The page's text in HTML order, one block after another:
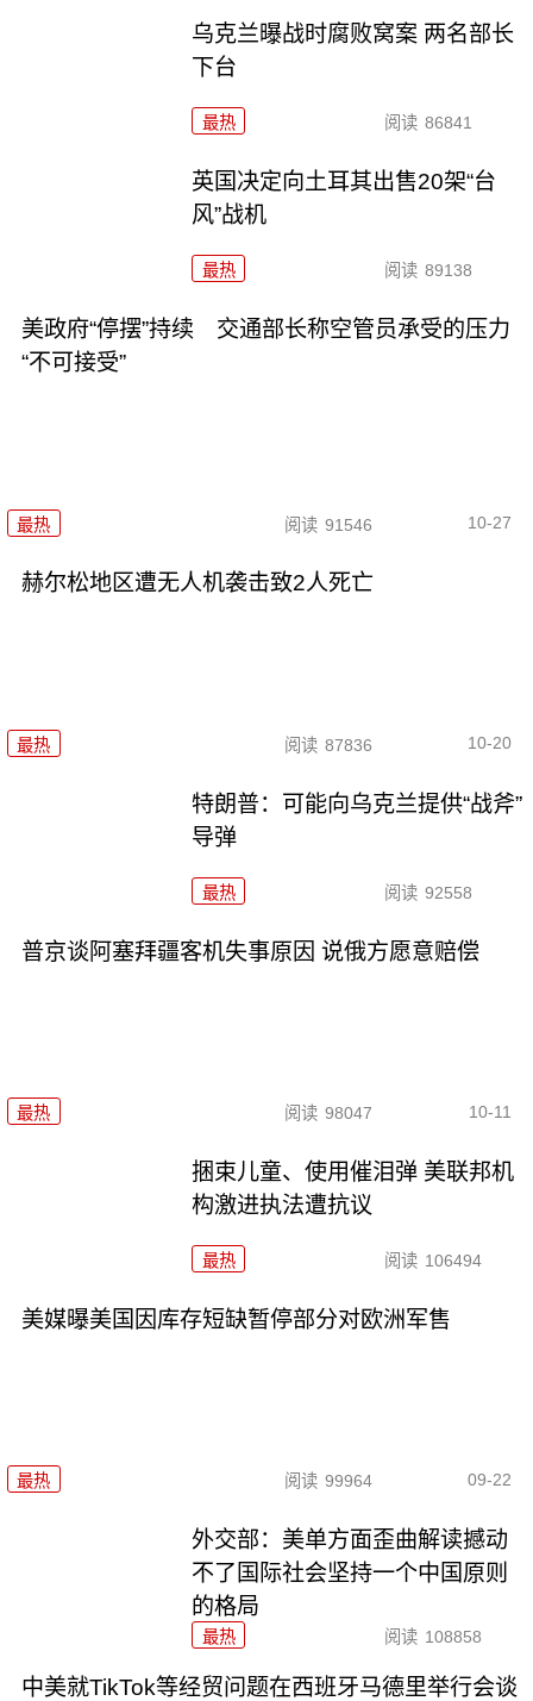
乌克兰曝战时腐败窝案 两名部长
下台
最热 阅读 86841
英国决定向土耳其出售20架“台
风”战机
最热 阅读 89138
美政府“停摆”持续 交通部长称空管员承受的压力
“不可接受”
最热 阅读 91546 10-27
赫尔松地区遭无人机袭击致2人死亡
最热 阅读 87836 10-20
特朗普：可能向乌克兰提供“战斧”
导弹
最热 阅读 92558
普京谈阿塞拜疆客机失事原因 说俄方愿意赔偿
最热 阅读 98047 10-11
捆束儿童、使用催泪弹 美联邦机
构激进执法遭抗议
最热 阅读 106494
美媒曝美国因库存短缺暂停部分对欧洲军售
最热 阅读 99964 09-22
外交部：美单方面歪曲解读撼动
不了国际社会坚持一个中国原则
的格局
最热 阅读 108858
中美就TikTok等经贸问题在西班牙马德里举行会谈